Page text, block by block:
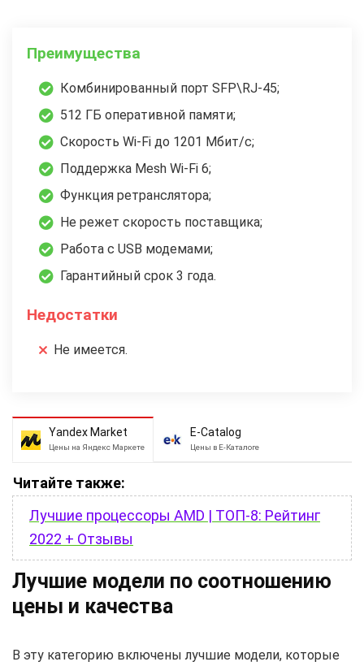
Преимущества
Комбинированный порт SFP\RJ-45;
512 ГБ оперативной памяти;
Скорость Wi-Fi до 1201 Мбит/с;
Поддержка Mesh Wi-Fi 6;
Функция ретранслятора;
Не режет скорость поставщика;
Работа с USB модемами;
Гарантийный срок 3 года.
Недостатки
Не имеется.
Yandex Market
Цены на Яндекс Маркете
E-Catalog
Цены в Е-Каталоге
Читайте также:
Лучшие процессоры AMD | ТОП-8: Рейтинг
2022 + Отзывы
Лучшие модели по соотношению
цены и качества
В эту категорию включены лучшие модели, которые